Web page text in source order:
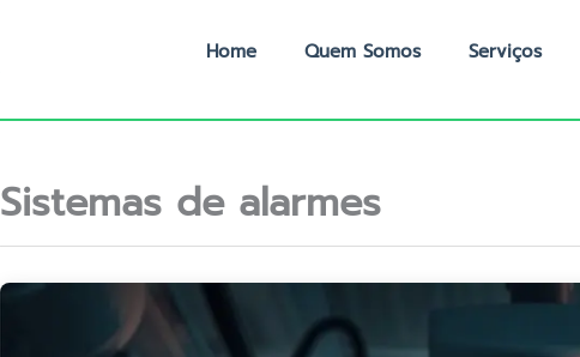
Home Quem Somos Serviços
Sistemas de alarmes